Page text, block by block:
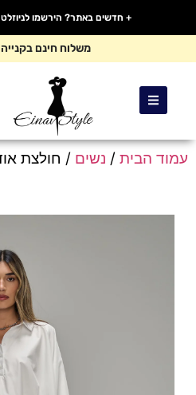
+ חדשים באתר? הירשמו לניוזלטר שלנו
משלוח חינם בקנייה
עמוד הבית / נשים / חולצת